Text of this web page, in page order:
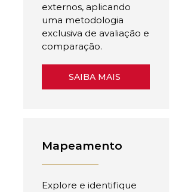
externos, aplicando
uma metodologia
exclusiva de avaliação e
comparação.
SAIBA MAIS
Mapeamento
Explore e identifique